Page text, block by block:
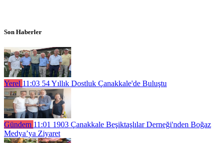
Son Haberler
Yerel 11:03 54 Yıllık Dostluk Çanakkale'de Buluştu
Gündem 11:01 1903 Çanakkale Beşiktaşlılar Derneği'nden Boğaz
Medya’ya Ziyaret